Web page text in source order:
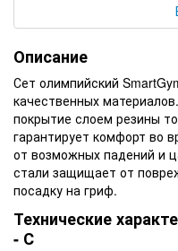
Описание
Сет олимпийский
качественных
покрытие слоем резины
гарантирует комфорт во
от возможных падений и
стали защищает от
посадку на гриф.
Технические
- С